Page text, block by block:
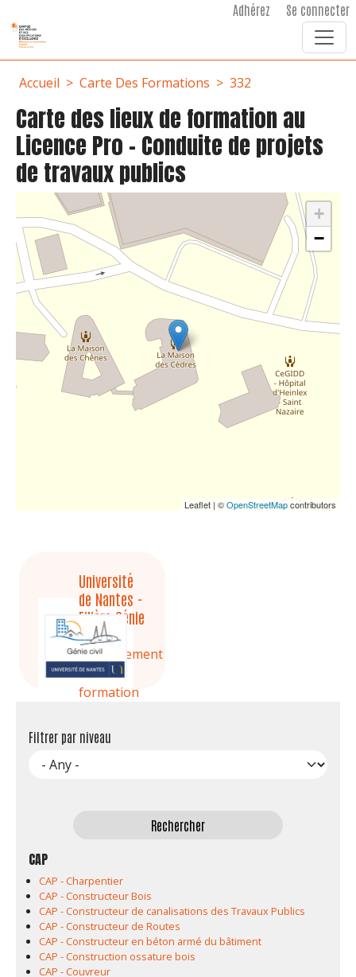
Adhérez Se connecter
Fil d'Ariane
Accueil Carte Des Formations 332
Filtrer par niveau
CAP
CAP - Charpentier
CAP - Constructeur Bois
CAP - Constructeur de canalisations des Travaux Publics
CAP - Constructeur de Routes
CAP - Constructeur en béton armé du bâtiment
CAP - Construction ossature bois
CAP - Couvreur
Carte des lieux de formation au
Licence Pro - Conduite de projets
de travaux publics
+
−
Leaflet | ©OpenStreetMapcontributors
Université
de Nantes -
Filière Génie
Civil
Etablissement
de
formation